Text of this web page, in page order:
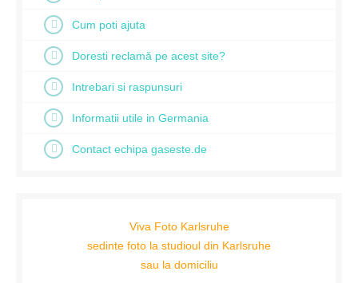
Cum poti ajuta
Doresti reclamă pe acest site?
Intrebari si raspunsuri
Informatii utile in Germania
Contact echipa gaseste.de
Viva Foto Karlsruhe
sedinte foto la studioul din Karlsruhe
sau la domiciliu